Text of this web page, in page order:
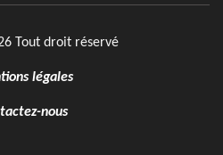
Tout droit réservé
légales
nous